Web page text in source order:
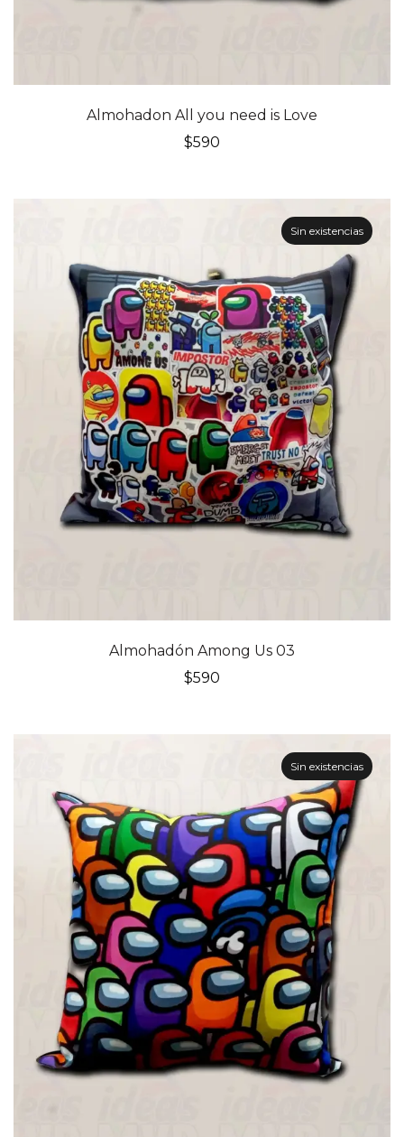
Almohadon All you need is Love
$590
Sin existencias
Almohadón Among Us 03
$590
Sin existencias